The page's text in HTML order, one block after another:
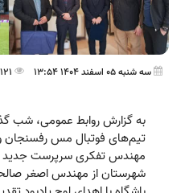
سه شنبه 05 اسفند 1404 13:54
به گزارش روابط عمومی، شب
تیم‌های فوتبال مس رفسنجان و
مهندس تفکری سرپرست جدید
شهرستان از مهندس اصغر